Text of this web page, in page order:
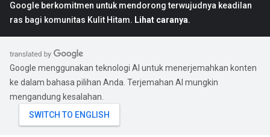
Google berkomitmen untuk mendorong terwujudnya keadilan
ras bagi komunitas Kulit Hitam. Lihat caranya.
Google menggunakan teknologi AI untuk menerjemahkan konten
ke dalam bahasa pilihan Anda. Terjemahan AI mungkin
mengandung kesalahan.